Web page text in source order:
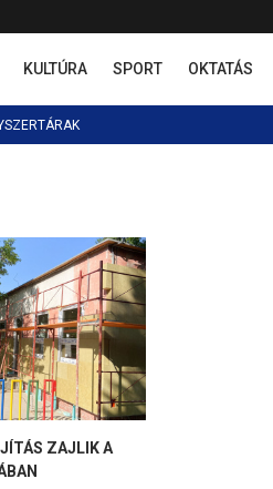
KULTÚRA SPORT OKTATÁS
ZAJLIK A